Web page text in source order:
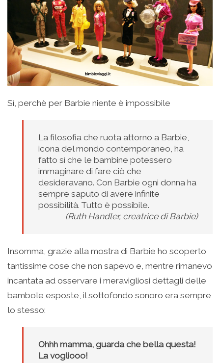
Sì, perchè per Barbie niente è impossibile
La filosofia che ruota attorno a Barbie,
icona del mondo contemporaneo, ha
fatto sì che le bambine potessero
immaginare di fare ciò che
desideravano. Con Barbie ogni donna ha
sempre saputo di avere infinite
possibilità. Tutto è possibile.
(Ruth Handler, creatrice di Barbie)
Insomma, grazie alla mostra di Barbie ho scoperto
tantissime cose che non sapevo e, mentre rimanevo
incantata ad osservare i meravigliosi dettagli delle
bambole esposte, il sottofondo sonoro era sempre
lo stesso:
Ohhh mamma, guarda che bella questa!
La vogliooo!